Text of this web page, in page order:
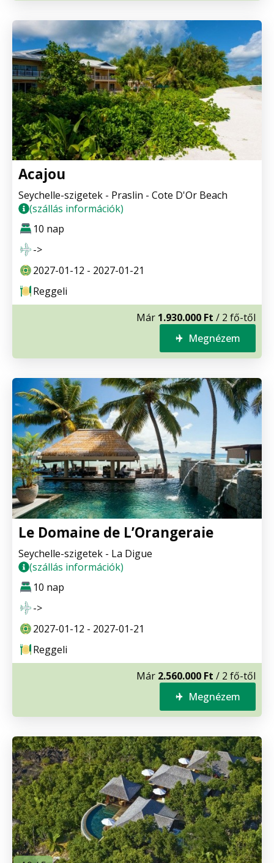
Acajou
Seychelle-szigetek - Praslin - Cote D'Or Beach
(szállás információk)
10 nap
->
2027-01-12 - 2027-01-21
Reggeli
Már 1.930.000 Ft / 2 fő-től
Megnézem
Le Domaine de L’Orangeraie
Seychelle-szigetek - La Digue
(szállás információk)
10 nap
->
2027-01-12 - 2027-01-21
Reggeli
Már 2.560.000 Ft / 2 fő-től
Megnézem